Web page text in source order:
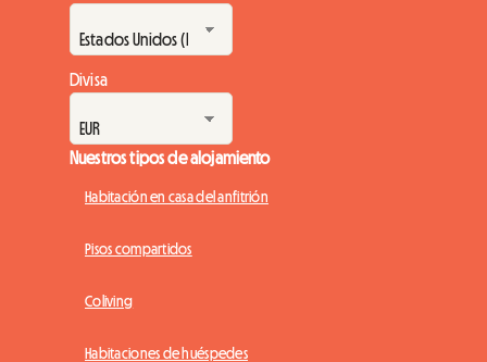
Divisa
Nuestros tipos de alojamiento
Habitación en casa del anfitrión
Pisos compartidos
Coliving
Habitaciones de huéspedes